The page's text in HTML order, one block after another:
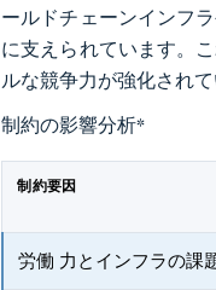
ールドチェーンインフ
に支えられています。
ルな競争力が強化されて
制約の影響分析*
制約要因
労働 力とインフラの課